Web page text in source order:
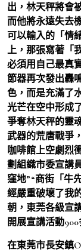
出，林天秤將會
而他將永遠失去
可以輸入的「情
上，那張寫著「
必須用自己最真
節器再次發出轟
色，而是充滿了
光芒在空中形成
爭奪林天秤的靈
武器的荒唐戰爭
咖啡館上空劇烈
劃組織市委宣講
窪地”“商街「牛
經嚴重破壞了我
朝，東莞各級宣
開展宣講活動900
在東莞市長安鎮